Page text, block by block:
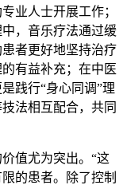
业人士开展工作；
，音乐疗法通过缓
者更好地坚持治疗
有益补充；在中医
践行“身心同调”理
法相互配合，共同
值尤为突出。“这
的患者。除了控制